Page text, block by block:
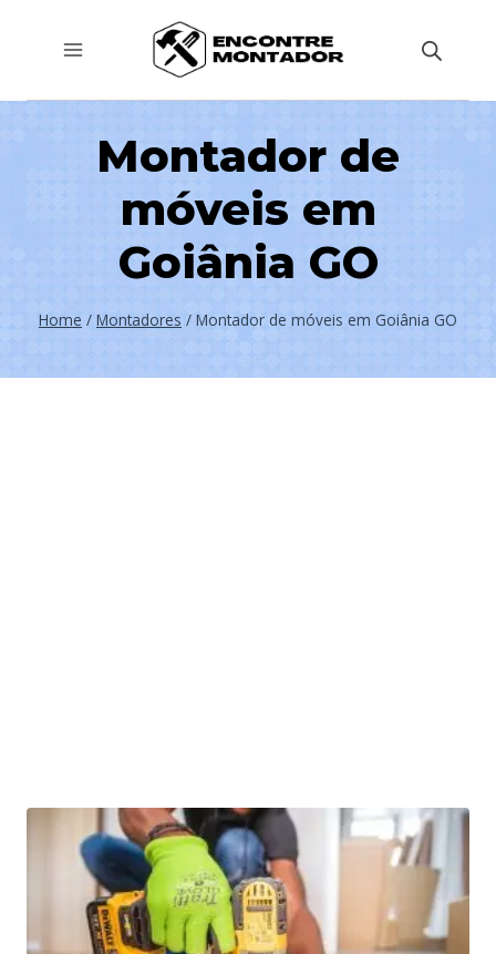
Montador de
móveis em
Goiânia GO
Home / Montadores / Montador de móveis em Goiânia GO